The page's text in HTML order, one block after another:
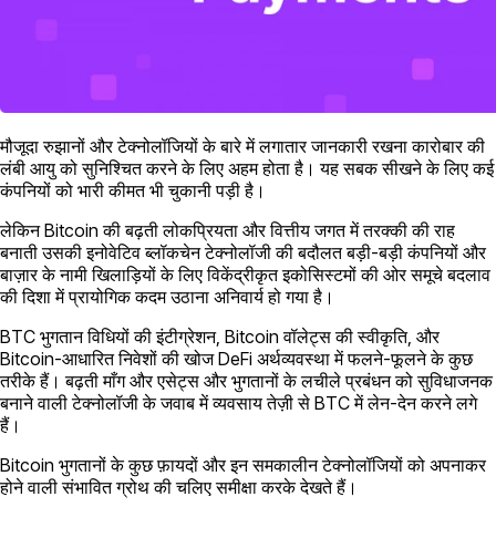
मौजूदा रुझानों और टेक्नोलॉजियों के बारे में लगातार जानकारी रखना कारोबार की
लंबी आयु को सुनिश्चित करने के लिए अहम होता है। यह सबक सीखने के लिए कई
कंपनियों को भारी कीमत भी चुकानी पड़ी है।
लेकिन Bitcoin की बढ़ती लोकप्रियता और वित्तीय जगत में तरक्की की राह
बनाती उसकी इनोवेटिव ब्लॉकचेन टेक्नोलॉजी की बदौलत बड़ी-बड़ी कंपनियों और
बाज़ार के नामी खिलाड़ियों के लिए विकेंद्रीकृत इकोसिस्टमों की ओर समूचे बदलाव
की दिशा में प्रायोगिक कदम उठाना अनिवार्य हो गया है।
BTC भुगतान विधियों की इंटीग्रेशन, Bitcoin वॉलेट्स की स्वीकृति, और
Bitcoin-आधारित निवेशों की खोज DeFi अर्थव्यवस्था में फलने-फूलने के कुछ
तरीके हैं। बढ़ती माँग और एसेट्स और भुगतानों के लचीले प्रबंधन को सुविधाजनक
बनाने वाली टेक्नोलॉजी के जवाब में व्यवसाय तेज़ी से BTC में लेन-देन करने लगे
हैं।
Bitcoin भुगतानों के कुछ फ़ायदों और इन समकालीन टेक्नोलॉजियों को अपनाकर
होने वाली संभावित ग्रोथ की चलिए समीक्षा करके देखते हैं।